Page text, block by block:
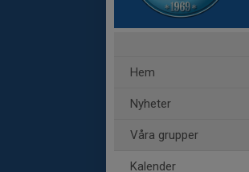
Hem
Nyheter
Våra grupper
Kalender